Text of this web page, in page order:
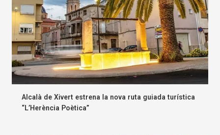
Alcalà de Xivert estrena la nova ruta guiada turística
“L’Herència Poètica”